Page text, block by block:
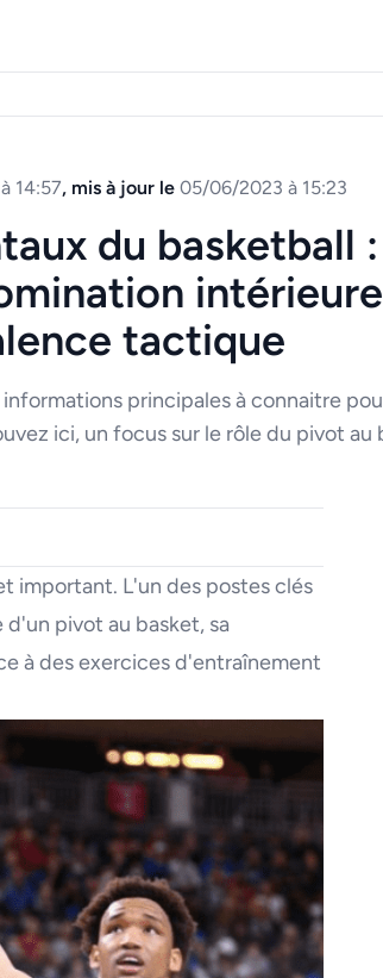
14:57, mis à jour le 05/06/2023 à 15:23
du basketball
tactique
principales à connaitre
ici, un focus sur le rôle du pivot au
important. L'un des postes clés
pivot au basket, sa
à des exercices d'entraînement